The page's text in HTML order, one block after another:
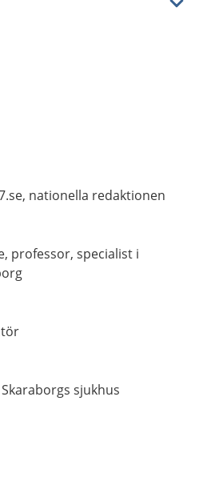
nationella redaktionen
professor, specialist i
sjukhus